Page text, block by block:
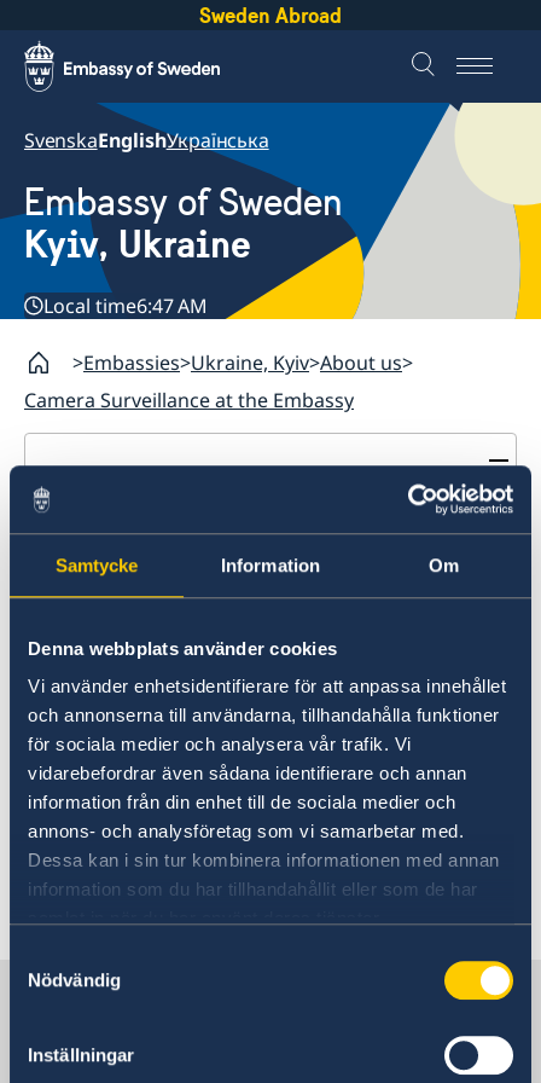
Samtycke Information Om
Denna webbplats använder cookies
Vi använder enhetsidentifierare för att anpassa innehållet
och annonserna till användarna, tillhandahålla funktioner
för sociala medier och analysera vår trafik. Vi
vidarebefordrar även sådana identifierare och annan
information från din enhet till de sociala medier och
annons- och analysföretag som vi samarbetar med.
Dessa kan i sin tur kombinera informationen med annan
information som du har tillhandahållit eller som de har
Nödvändig
Inställningar
Sweden Abroad
SvenskaEnglishУкраїнська
Embassy of Sweden
Kyiv, Ukraine
Local time6:47 AM
Embassies Ukraine, Kyiv About us
Camera Surveillance at the Embassy
Ukraine, Kyiv
Contact
Ambassador
About us
Camera Surveillance at the Embassy
Current
Vacancies
December 24, 2021 –
January 09, 2022 the
Migration Section is closed.
27 Dec 2021
December 24, 2021 – January 09, 2022
the Migration Section is closed due to
holidays.
Sweden in Ukraine